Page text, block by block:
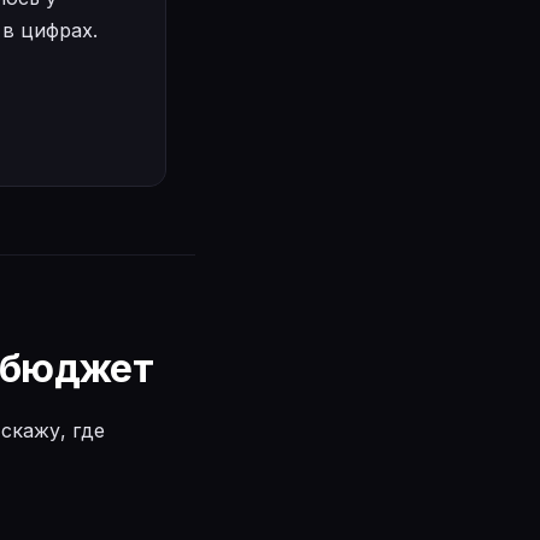
цифрах.
бюджет
где